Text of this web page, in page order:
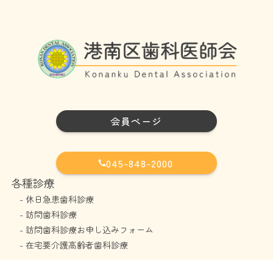
会員ページ
045-848-2000
各種診療
- 休日急患歯科診療
- 訪問歯科診療
- 訪問歯科診療お申し込みフォーム
- 在宅要介護高齢者歯科診療